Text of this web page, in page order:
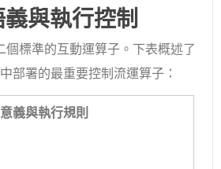
與執行控制
個標準的互動運算子。下表概述了
部署的最重要控制流運算子：
義與執行規則